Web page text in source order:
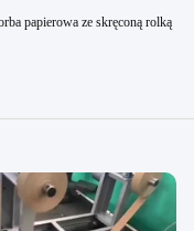
papierowa ze skręconą rolką